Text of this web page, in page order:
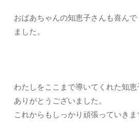
おばあちゃんの知恵子さんも喜ん
ました。
わたしをここまで導いてくれた知恵
ありがとうございました。
これからもしっかり頑張っていきま